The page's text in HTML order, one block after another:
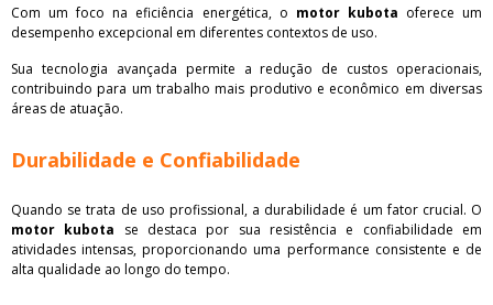
Com um foco na eficiência energética, o motor kubota oferece um
desempenho excepcional em diferentes contextos de uso.
Sua tecnologia avançada permite a redução de custos operacionais,
contribuindo para um trabalho mais produtivo e econômico em diversas
áreas de atuação.
Durabilidade e Confiabilidade
Quando se trata de uso profissional, a durabilidade é um fator crucial. O
motor kubota se destaca por sua resistência e confiabilidade em
atividades intensas, proporcionando uma performance consistente e de
alta qualidade ao longo do tempo.